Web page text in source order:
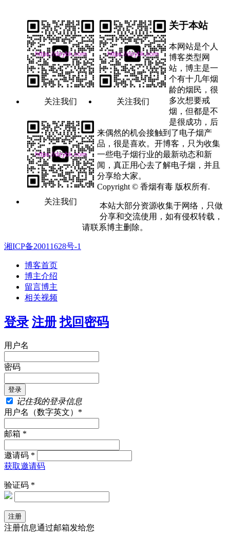
关注我们 关注我们
关注我们
关于本站
本网站是个人
博客类型网
站，博主是一
个有十几年烟
龄的烟民，很
多次想要戒
烟，但都是不
是很成功，后
来偶然的机会接触到了电子烟产
品，很是喜欢。开博客，只为收集
一些电子烟行业的最新动态和新
闻，真正用心去了解电子烟，并且
分享给大家。
Copyright © 香烟有毒 版权所有.
本站大部分资源收集于网络，只做
分享和交流使用，如有侵权转载，
请联系博主删除。
湘ICP备20011628号-1
博客首页
博主介绍
留言博主
相关视频
登录 注册 找回密码
用户名
密码
记住我的登录信息
用户名（数字英文）*
邮箱 *
邀请码 *
获取邀请码
验证码 *
注册信息通过邮箱发给您